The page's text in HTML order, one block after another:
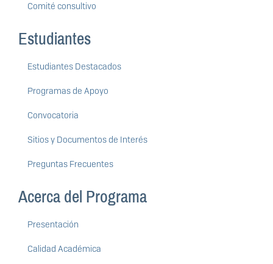
Comité consultivo
Estudiantes
Estudiantes Destacados
Programas de Apoyo
Convocatoria
Sitios y Documentos de Interés
Preguntas Frecuentes
Acerca del Programa
Presentación
Calidad Académica